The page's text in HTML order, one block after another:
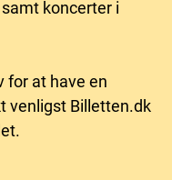
koncerter i
for at have en
venligst Billetten.dk